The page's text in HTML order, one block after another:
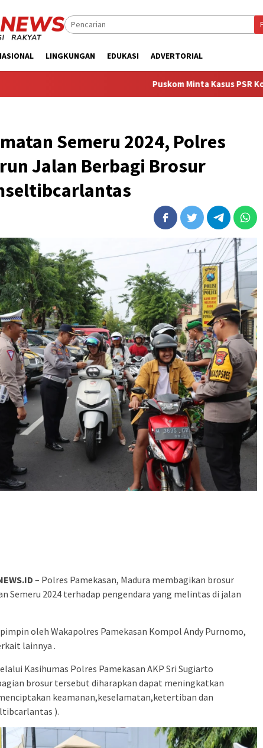
LINGKUNGAN EDUKASI ADVERTORIAL
‎Puskom Minta Kasus PSR Kolaka Tak
Semeru 2024, Polres
Jalan Berbagi Brosur
– Polres Pamekasan, Madura membagikan brosur
Semeru 2024 terhadap pengendara yang melintas di jalan
oleh Wakapolres Pamekasan Kompol Andy Purnomo,
lainnya .
Kasihumas Polres Pamekasan AKP Sri Sugiarto
brosur tersebut diharapkan dapat meningkatkan
keamanan,keselamatan,ketertiban dan
).